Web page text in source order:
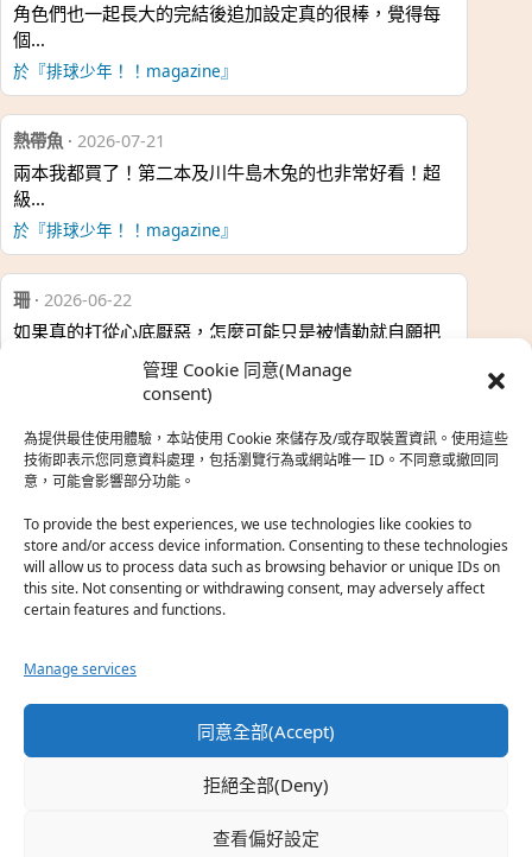
管理 Cookie 同意(Manage
consent)
為提供最佳使用體驗，本站使用 Cookie 來儲存及/或存取裝置資訊。使用這些
技術即表示您同意資料處理，包括瀏覽行為或網站唯一 ID。不同意或撤回同
意，可能會影響部分功能。
To provide the best experiences, we use technologies like cookies to
store and/or access device information. Consenting to these technologies
will allow us to process data such as browsing behavior or unique IDs on
this site. Not consenting or withdrawing consent, may adversely affect
certain features and functions.
Manage services
同意全部(Accept)
拒絕全部(Deny)
查看偏好設定
角色們也一起長大的完結後追加設定真的很棒，覺得每
個…
於『排球少年！！magazine』
熱帶魚 · 2026-07-21
兩本我都買了！第二本及川牛島木兔的也非常好看！超
級…
於『排球少年！！magazine』
珊· 2026-06-22
如果真的打從心底厭惡，怎麼可能只是被情勒就自願把
熱帶魚·2026-06-22
之前看到網路上有人說灰二自私情勒大家陪他圓夢，但
真…
於『強風吹拂』
珊· 2026-06-18
第…
於『白領羽球部』